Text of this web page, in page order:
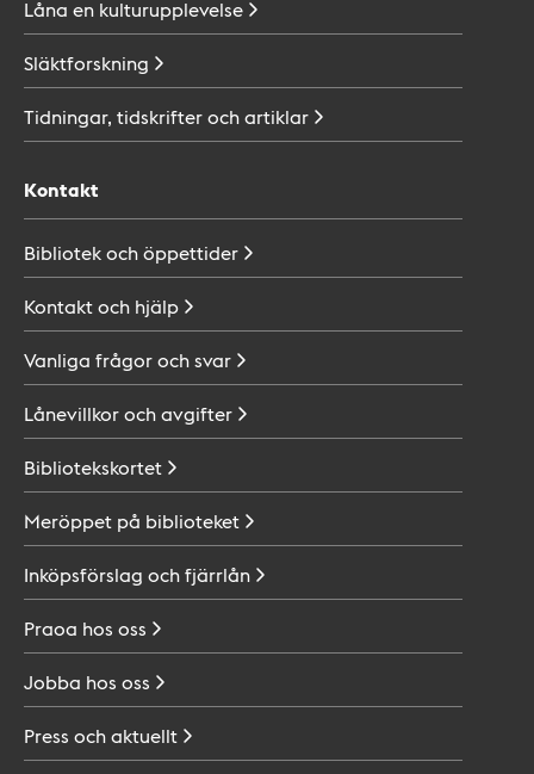
Låna en kulturupplevelse
Släktforskning
Tidningar, tidskrifter ochartiklar
Kontakt
Bibliotek ochöppettider
Kontakt och hjälp
Vanliga frågor ochsvar
Lånevillkor ochavgifter
Bibliotekskortet
Meröppet på biblioteket
Inköpsförslag ochfjärrlån
Praoa hos oss
Jobba hos oss
Press ochaktuellt